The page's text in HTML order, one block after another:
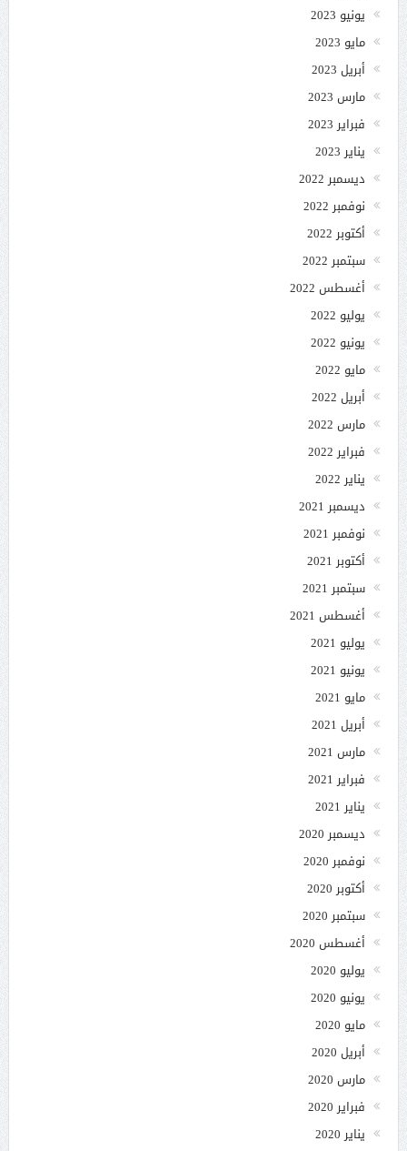
يونيو 2023
مايو 2023
أبريل 2023
مارس 2023
فبراير 2023
يناير 2023
ديسمبر 2022
نوفمبر 2022
أكتوبر 2022
سبتمبر 2022
أغسطس 2022
يوليو 2022
يونيو 2022
مايو 2022
أبريل 2022
مارس 2022
فبراير 2022
يناير 2022
ديسمبر 2021
نوفمبر 2021
أكتوبر 2021
سبتمبر 2021
أغسطس 2021
يوليو 2021
يونيو 2021
مايو 2021
أبريل 2021
مارس 2021
فبراير 2021
يناير 2021
ديسمبر 2020
نوفمبر 2020
أكتوبر 2020
سبتمبر 2020
أغسطس 2020
يوليو 2020
يونيو 2020
مايو 2020
أبريل 2020
مارس 2020
فبراير 2020
يناير 2020